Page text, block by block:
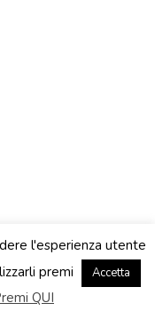
l'esperienza utente
premi
Accetta
QUI